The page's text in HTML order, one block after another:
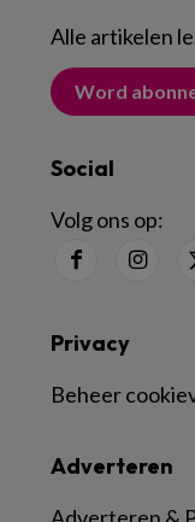
Alle artikelen
Word
Social
Volg ons op:
Adverteren
Privacy
Beheer